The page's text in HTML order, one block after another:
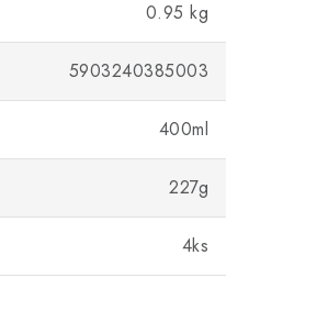
0.95 kg
5903240385003
400ml
227g
4ks